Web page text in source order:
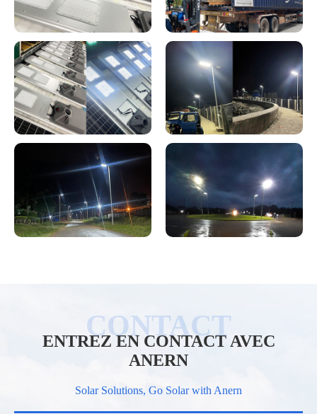
ENTREZ EN CONTACT AVEC
ANERN
Solar Solutions, Go Solar with Anern